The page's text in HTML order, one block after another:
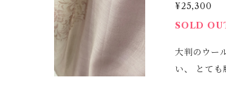
¥25,300
SOLD
大判のウールガーゼ
い、 とても